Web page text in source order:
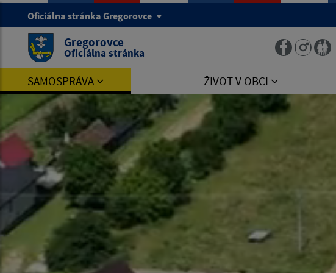
Oficiálna stránka Gregorovce
Gregorovce
Oficiálna stránka
SAMOSPRÁVA ŽIVOT V OBCI